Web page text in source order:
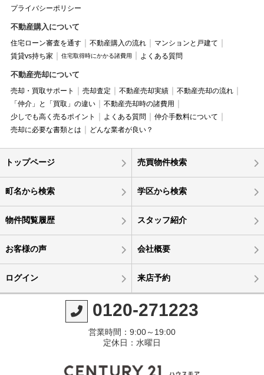
プライバシーポリシー
不動産購入について
住宅ローン審査を通す 不動産購入の流れ
マンションと戸建て
賃貸vs持ち家
住宅取得時にかかる諸費用 よくある質問
不動産売却について
売却・買取サポート 売却査定 不動産売却実績
不動産売却の流れ
「仲介」と「買取」の違い
不動産売却時の諸費用
少しでも高く売るポイント
よくある質問
仲介手数料について
売却に必要な書類とは
どんな業者が良い？
トップページ 売買物件検索
町名から検索 学区から検索
物件閲覧履歴 スタッフ紹介
お客様の声 会社概要
ログイン 来店予約
0120-271223
営業時間：9:00～19:00
定休日：水曜日